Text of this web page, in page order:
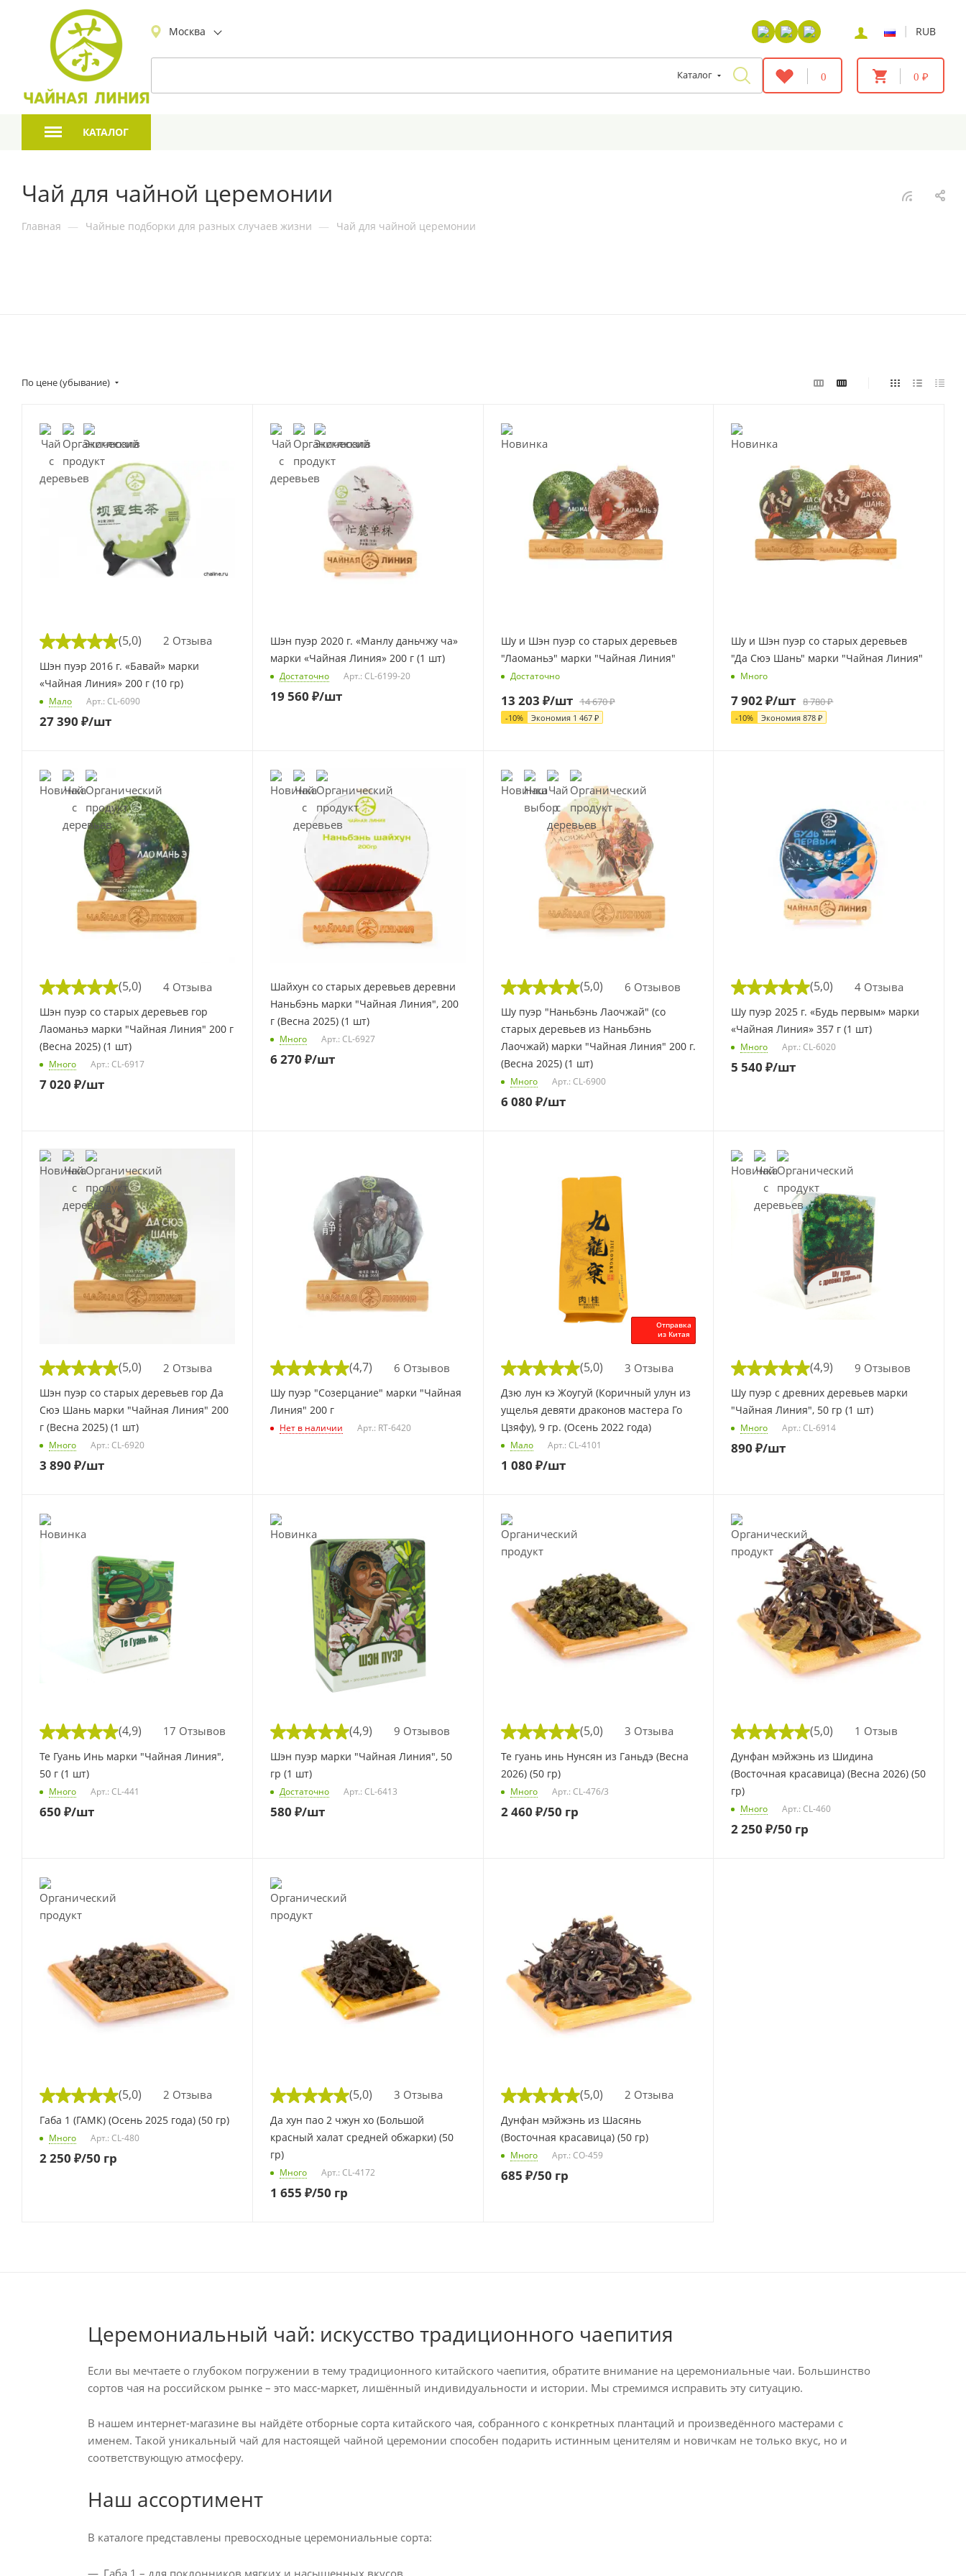
Москва | RUB
Каталог 0 0 ₽
КАТАЛОГ
Чай для чайной церемонии
Главная — Чайные подборки для разных случаев жизни — Чай для чайной церемонии
По цене (убывание)
(5,0) 2 Отзыва
Шэн пуэр 2016 г. «Бавай» марки
«Чайная Линия» 200 г (10 гр)
Мало Арт.: CL-6090
27 390 ₽/шт
Шэн пуэр 2020 г. «Манлу даньчжу ча»
марки «Чайная Линия» 200 г (1 шт)
Достаточно Арт.: CL-6199-20
19 560 ₽/шт
Шу и Шэн пуэр со старых деревьев
"Лаоманьэ" марки "Чайная Линия"
Достаточно
13 203 ₽/шт 14 670₽
-10% Экономия 1 467₽
Шу и Шэн пуэр со старых деревьев
"Да Сюэ Шань" марки "Чайная Линия"
Много
7 902₽/шт 8 780₽
-10% Экономия878 ₽
(5,0) 4 Отзыва
Шэн пуэр со старых деревьев гор
Лаоманьэ марки "Чайная Линия" 200 г
(Весна 2025) (1 шт)
Много Арт.: CL-6917
7 020 ₽/шт
Шайхун со старых деревьев деревни
Наньбэнь марки "Чайная Линия", 200
г (Весна 2025) (1 шт)
Много Арт.: CL-6927
6 270 ₽/шт
(5,0) 6 Отзывов
Шу пуэр "Наньбэнь Лаочжай" (со
старых деревьев из Наньбэнь
Лаочжай) марки "Чайная Линия" 200 г.
(Весна 2025) (1 шт)
Много Арт.: CL-6900
6 080 ₽/шт
(5,0) 4 Отзыва
Шу пуэр 2025 г. «Будь первым» марки
«Чайная Линия» 357 г (1 шт)
Много Арт.: CL-6020
5 540 ₽/шт
(5,0) 2 Отзыва
Шэн пуэр со старых деревьев гор Да
Сюэ Шань марки "Чайная Линия" 200
г (Весна 2025) (1 шт)
Много Арт.: CL-6920
3 890 ₽/шт
(4,7) 6 Отзывов
Шу пуэр "Созерцание" марки "Чайная
Линия" 200 г
Нет в наличии Арт.: RT-6420
Отправка
из Китая
(5,0) 3 Отзыва
Дзю лун кэ Жоугуй (Коричный улун из
ущелья девяти драконов мастера Го
Цзяфу), 9 гр. (Осень 2022 года)
Мало Арт.: CL-4101
1 080 ₽/шт
(4,9) 9 Отзывов
Шу пуэр с древних деревьев марки
"Чайная Линия", 50 гр (1 шт)
Много Арт.: CL-6914
890 ₽/шт
(4,9) 17 Отзывов
Те Гуань Инь марки "Чайная Линия",
50 г (1 шт)
Много Арт.: CL-441
650 ₽/шт
(4,9) 9 Отзывов
Шэн пуэр марки "Чайная Линия", 50
гр (1 шт)
Достаточно Арт.: CL-6413
580 ₽/шт
(5,0) 3 Отзыва
Те гуань инь Нунсян из Ганьдэ (Весна
2026) (50 гр)
Много Арт.: CL-476/3
2 460 ₽/50 гр
(5,0) 1 Отзыв
Дунфан мэйжэнь из Шидина
(Восточная красавица) (Весна 2026) (50
гр)
Много Арт.: CL-460
2 250 ₽/50 гр
(5,0) 2 Отзыва
Габа 1 (ГАМК) (Осень 2025 года) (50 гр)
Много Арт.: CL-480
2 250 ₽/50 гр
(5,0) 3 Отзыва
Да хун пао 2 чжун хо (Большой
красный халат средней обжарки) (50
гр)
Много Арт.: CL-4172
1 655 ₽/50 гр
(5,0) 2 Отзыва
Дунфан мэйжэнь из Шасянь
(Восточная красавица) (50 гр)
Много Арт.: CO-459
685 ₽/50 гр
Церемониальный чай: искусство традиционного чаепития
Если вы мечтаете о глубоком погружении в тему традиционного китайского чаепития, обратите внимание на церемониальные чаи. Большинство
сортов чая на российском рынке – это масс-маркет, лишённый индивидуальности и истории. Мы стремимся исправить эту ситуацию.
В нашем интернет-магазине вы найдёте отборные сорта китайского чая, собранного с конкретных плантаций и произведённого мастерами с
именем. Такой уникальный чай для настоящей чайной церемонии способен подарить истинным ценителям и новичкам не только вкус, но и
соответствующую атмосферу.
Наш ассортимент
В каталоге представлены превосходные церемониальные сорта:
Габа 1 – для поклонников мягких и насыщенных вкусов.